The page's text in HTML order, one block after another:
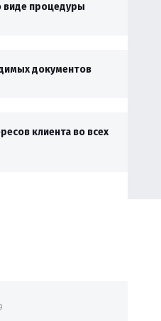
виде процедуры
документов
клиента во всех